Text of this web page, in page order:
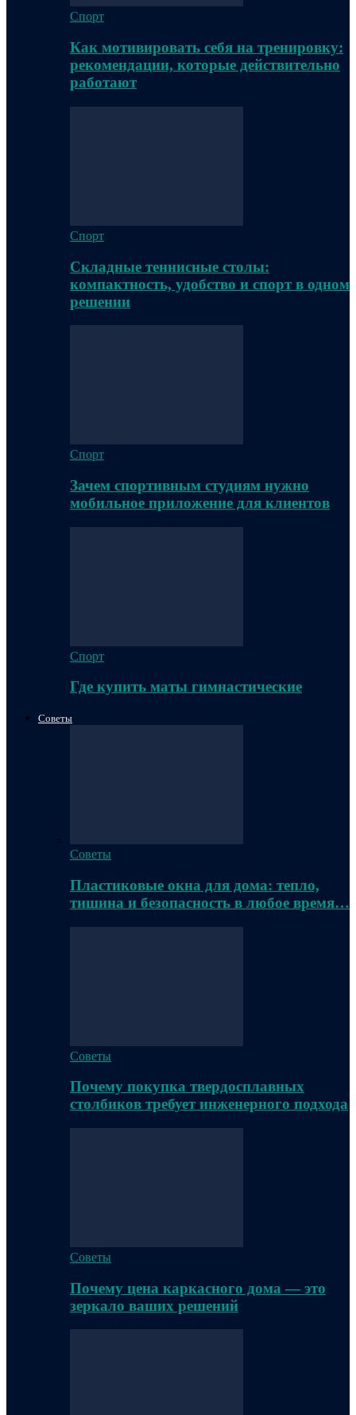
Спорт
Как мотивировать себя на тренировку:
рекомендации, которые действительно
работают
Спорт
Складные теннисные столы:
компактность, удобство и спорт в одном
решении
Спорт
Зачем спортивным студиям нужно
мобильное приложение для клиентов
Спорт
Где купить маты гимнастические
Советы
Советы
Пластиковые окна для дома: тепло,
тишина и безопасность в любое время…
Советы
Почему покупка твердосплавных
столбиков требует инженерного подхода
Советы
Почему цена каркасного дома — это
зеркало ваших решений